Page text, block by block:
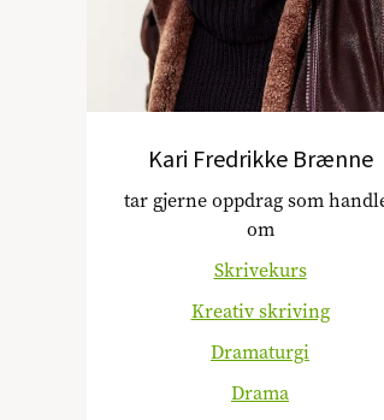
Kari Fredrikke Brænne
tar gjerne oppdrag som
om
Skrivekurs
Kreativ skriving
Dramaturgi
Drama